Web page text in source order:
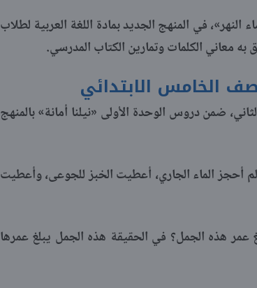
في المنهج الجديد بمادة اللغة العربية لطلاب
معاني الكلمات وتمارين الكتاب المدرسي.
الخامس الابتدائي
ضمن دروس الوحدة الأولى «نيلنا أمانة» بالمنهج
أحجز الماء الجاري، أعطيت الخبز للجوعى، وأعطيت
هذه الجمل؟ في الحقيقة هذه الجمل يبلغ عمرها